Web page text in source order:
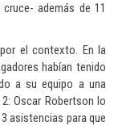
además de 11
el contexto. En la
habían tenido
a su equipo a una
Oscar Robertson lo
asistencias para que